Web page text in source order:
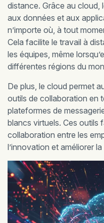
distance. Grâce au
aux données et aux
n’importe où, à tout
Cela facilite le travail à
les équipes, même
différentes régions du
De plus, le cloud permet
outils de collaboration en
plateformes de
blancs virtuels. Ces outils
collaboration entre les
l’innovation et améliorer